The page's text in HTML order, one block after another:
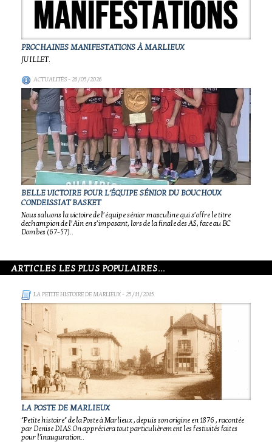
PROCHAINES MANIFESTATIONS À MARLIEUX
JUILLET.
ACTUALITÉS- 26/05/2026
BELLE VICTOIRE POUR L'ÉQUIPE SÉNIOR DU BOUCHOUX
CONDEISSIAT BASKET
Nous saluons la victoire de l’équipe sénior masculine qui s’offre le titre
dechampion de l’Ain en s’imposant, lors de la finale des AS, face au BC
Dombes (67-57)..
ARTICLES LES PLUS POPULAIRES...
LA PETITE HISTOIRE DE MARLIEUX- 25/11/2015
LA POSTE DE MARLIEUX
"Petite histoire" de la Poste à Marlieux , depuis son origine en 1876 , racontée
par Denise DIAS.On appréciera tout particulièrement les festivités faites
pour l'inauguration..